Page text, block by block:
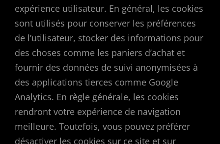
expérience utilisateur. En général, les cookies
sont utilisés pour conserver les préférences
de l’utilisateur, stocker des informations pour
des choses comme les paniers d’achat et
fournir des données de suivi anonymisées à
des applications tierces comme Google
Analytics. En règle générale, les cookies
rendront votre expérience de navigation
meilleure. Toutefois, vous pouvez préférer
désactiver les cookies sur ce site et sur